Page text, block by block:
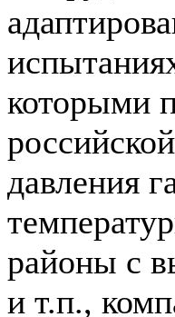
которыми
давления
районы с
и т.п.,